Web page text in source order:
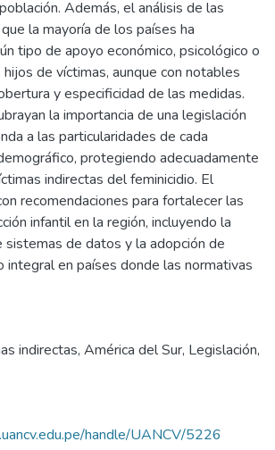
Además, el análisis de las
la mayoría de los países ha
tipo de apoyo económico, psicológico o
de víctimas, aunque con notables
y especificidad de las medidas.
la importancia de una legislación
a las particularidades de cada
protegiendo adecuadamente
indirectas del feminicidio. El
recomendaciones para fortalecer las
infantil en la región, incluyendo la
sistemas de datos y la adopción de
integral en países donde las normativas
indirectas, América del Sur, Legislación,
handle/UANCV/5226